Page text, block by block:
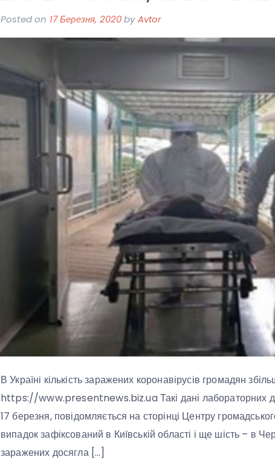
Posted on 17 Березня, 2020byAvtor
В Україні кількість заражених коронавірусів громадян
https://www.presentnews.biz.ua Такі дані лабораторних
17 березня, повідомляється на сторінці Центру
випадок зафіксований в Київській області і ще шість – в
заражених досягла […]